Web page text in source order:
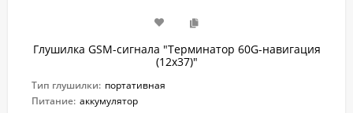
Глушилка GSM-сигнала "Терминатор 60G-навигация
(12х37)"
Тип глушилки: портативная
Питание: аккумулятор